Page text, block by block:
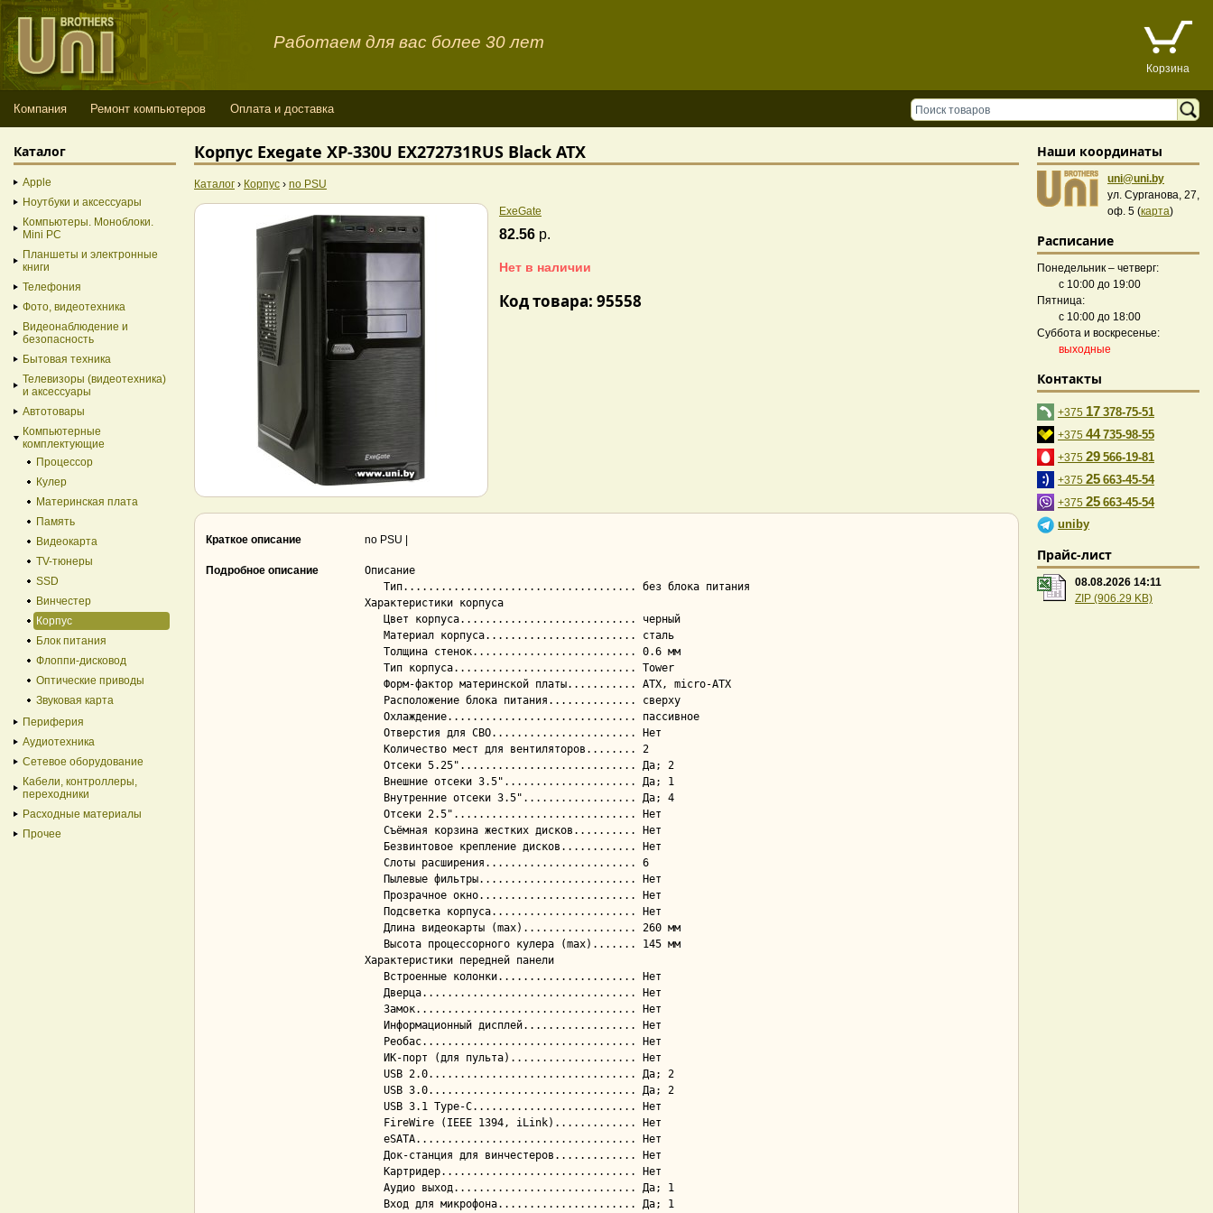
Работаем для вас более 30 лет
Корзина
Компания Ремонт компьютеров Оплата и доставка
Корпус Exegate XP-330U EX272731RUS Black ATX
Каталог › Корпус › no PSU
ExeGate
82.56 р.
Нет в наличии
Код товара: 95558
Краткое описание no PSU |
Подробное описание
Описание
Характеристики корпуса
Характеристики передней панели
Каталог
Apple
Ноутбуки и аксессуары
Компьютеры. Моноблоки.
Mini PC
Планшеты и электронные
книги
Телефония
Фото, видеотехника
Видеонаблюдение и
безопасность
Бытовая техника
Телевизоры (видеотехника)
и аксессуары
Автотовары
Компьютерные
комплектующие
Процессор
Кулер
Материнская плата
Память
Видеокарта
TV-тюнеры
SSD
Винчестер
Корпус
Блок питания
Флоппи-дисковод
Оптические приводы
Звуковая карта
Периферия
Аудиотехника
Сетевое оборудование
Кабели, контроллеры,
переходники
Расходные материалы
Прочее
Наши координаты
uni@uni.by
ул. Сурганова, 27,
оф. 5 (карта)
Расписание
Понедельник – четверг:
с 10:00 до 19:00
Пятница:
с 10:00 до 18:00
Суббота и воскресенье:
выходные
Контакты
+375 17 378-75-51
+375 44 735-98-55
+375 29 566-19-81
+375 25 663-45-54
+375 25 663-45-54
uniby
Прайс-лист
08.08.2026 14:11
ZIP (906.29 KB)